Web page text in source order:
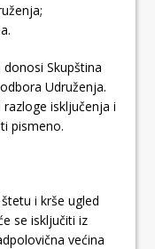
Skupština
Udruženja.
isključenja i
pismeno.
i krše ugled
se isključiti iz
većina